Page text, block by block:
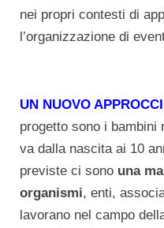
nei propri contesti di
l’organizzazione di
UN NUOVO
progetto sono i
va dalla nascita ai 10
previste ci sono una
organismi, enti,
lavorano nel campo